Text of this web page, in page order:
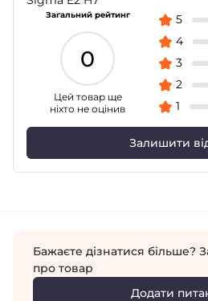
Загальний рейтинг
0
Цей товар ще
ніхто не оцінив
5
4
3
2
1
Залишити
Бажаєте дізнатися більше?
про товар
Додати